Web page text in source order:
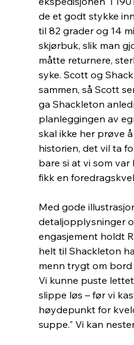
de et godt stykke
til 82 grader og 14
skjørbuk, slik man
måtte returnere,
syke. Scott og
sammen, så Scott
ga Shackleton
planleggingen av
skal ikke her prøve
historien, det vil ta
bare si at vi som
fikk en
Med gode
detaljopplysninger
engasjement holdt
helt til Shackleton
menn trygt om bord
Vi kunne puste
slippe løs – før vi
høydepunkt for
suppe." Vi kan